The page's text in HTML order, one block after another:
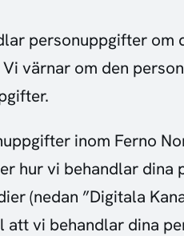
personuppgifter
värnar om den
inom Ferno
hur vi behandlar dina
(nedan ”Digitala
vi behandlar dina